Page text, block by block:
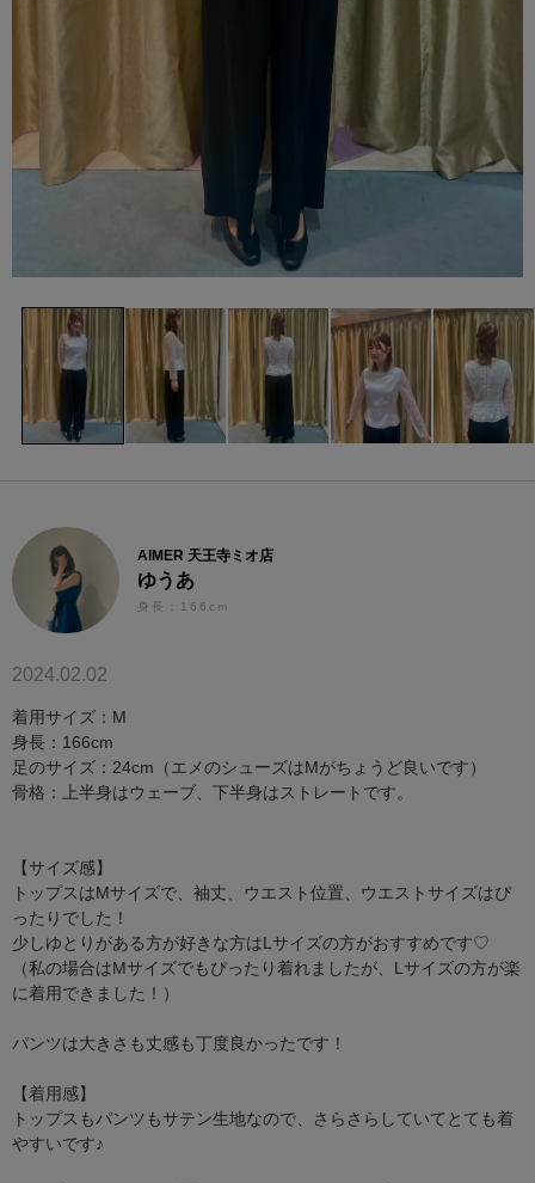
AIMER 天王寺ミオ店
ゆうあ
身長：166cm
2024.02.02
着用サイズ：M
身長：166cm
足のサイズ：24cm（エメのシューズはMがちょうど良いです）
骨格：上半身はウェーブ、下半身はストレートです。
【サイズ感】
トップスはMサイズで、袖丈、ウエスト位置、ウエストサイズはぴ
ったりでした！
少しゆとりがある方が好きな方はLサイズの方がおすすめです♡
（私の場合はMサイズでもぴったり着れましたが、Lサイズの方が楽
に着用できました！）
パンツは大きさも丈感も丁度良かったです！
【着用感】
トップスもパンツもサテン生地なので、さらさらしていてとても着
やすいです♪